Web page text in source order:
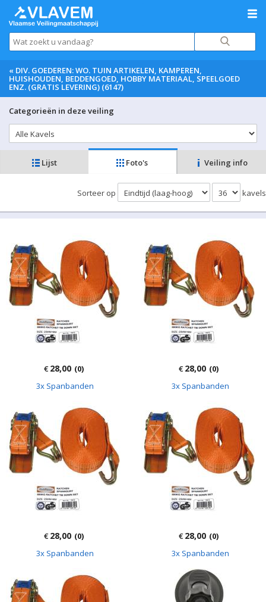
« DIV. GOEDEREN: WO. TUIN ARTIKELEN, KAMPEREN,
HUISHOUDEN, BEDDENGOED, HOBBY MATERIAAL, SPEELGOED
ENZ. (GRATIS LEVERING) (6147)
Categorieën in deze veiling
Lijst Foto's Veiling info
Sorteer op kavels
€28,00 (0)
3x Spanbanden
€28,00 (0)
3x Spanbanden
€28,00 (0)
3x Spanbanden
€28,00 (0)
3x Spanbanden